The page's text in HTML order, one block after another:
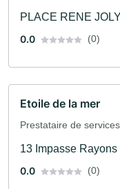
PLACE RENE
0.0
(0)
Etoile de la mer
Prestataire de
13 Impasse
0.0
(0)